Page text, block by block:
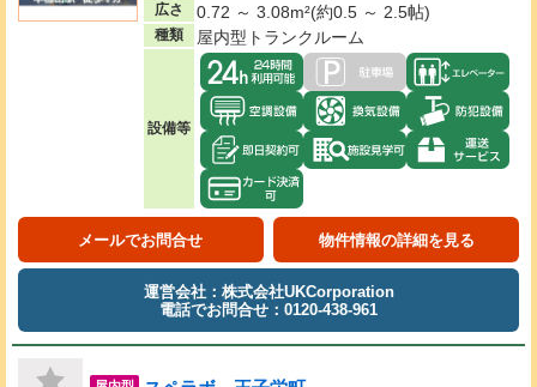
広さ 0.72 ～ 3.08m²(約0.5 ～ 2.5帖)
種類 屋内型トランクルーム
設備等
メールでお問合せ 物件情報の詳細を見る
運営会社：株式会社UKCorporation
電話でお問合せ：0120-438-961